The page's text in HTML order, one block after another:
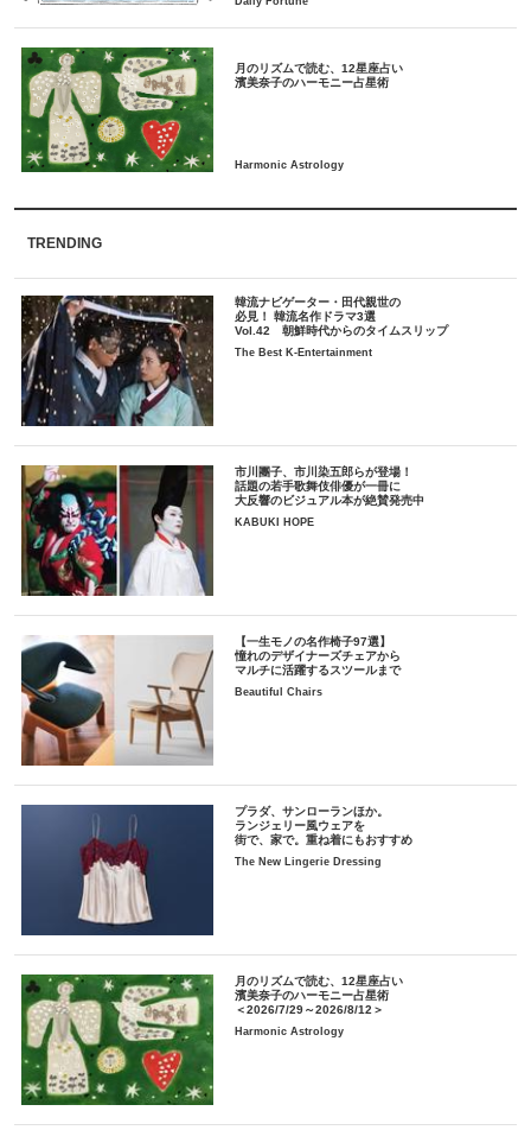
月のリズムで読む、12星座占い
TRENDING
韓流ナビゲーター・田代親世の
必見！ 韓流名作ドラマ3選
Vol.42 朝鮮時代からのタイムスリップ
The Best K-Entertainment
市川團子、市川染五郎らが登場！
話題の若手歌舞伎俳優が一冊に
大反響のビジュアル本が絶賛発売中
KABUKI HOPE
【一生モノの名作椅子97選】
憧れのデザイナーズチェアから
マルチに活躍するスツールまで
Beautiful Chairs
プラダ、サンローランほか。
ランジェリー風ウェアを
街で、家で。重ね着にもおすすめ
The New Lingerie Dressing
月のリズムで読む、12星座占い
濱美奈子のハーモニー占星術
＜2026/7/29～2026/8/12＞
Harmonic Astrology